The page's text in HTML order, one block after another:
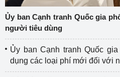
Ủy ban Cạnh tranh Quốc gia
người tiêu dùng
Ủy ban Cạnh tranh Quốc
dụng các loại phí mới đối với